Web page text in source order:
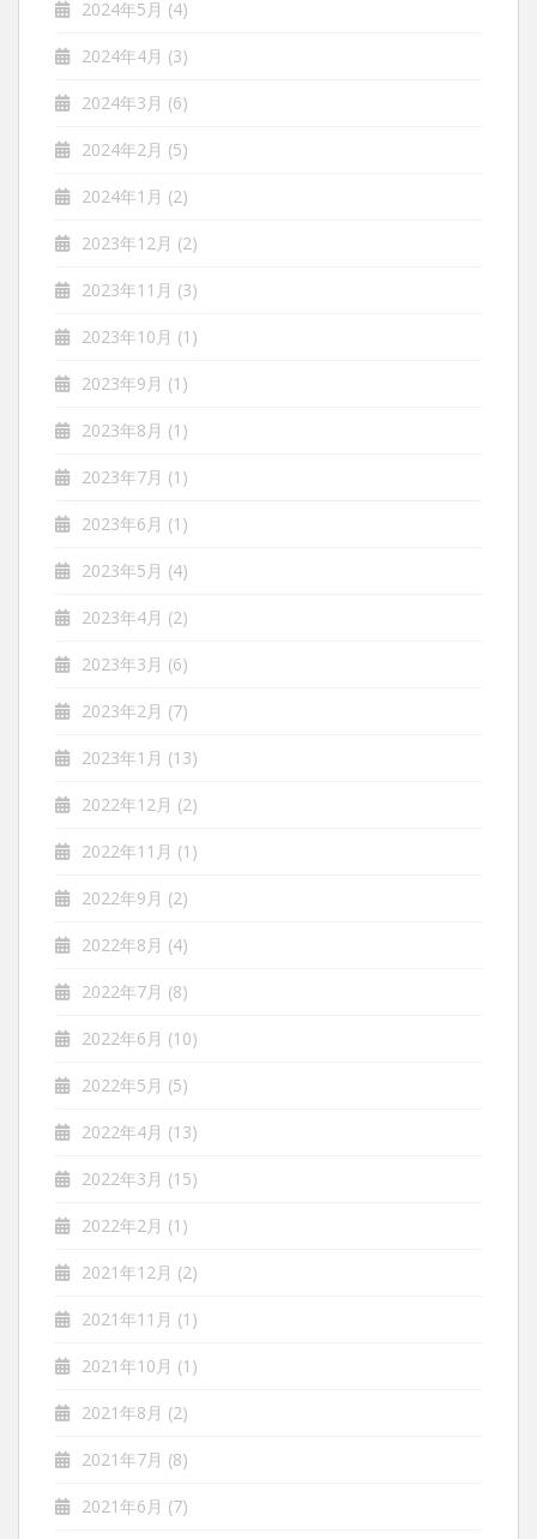
2024年5月 (4)
2024年4月 (3)
2024年3月 (6)
2024年2月 (5)
2024年1月 (2)
2023年12月 (2)
2023年11月 (3)
2023年10月 (1)
2023年9月 (1)
2023年8月 (1)
2023年7月 (1)
2023年6月 (1)
2023年5月 (4)
2023年4月 (2)
2023年3月 (6)
2023年2月 (7)
2023年1月 (13)
2022年12月 (2)
2022年11月 (1)
2022年9月 (2)
2022年8月 (4)
2022年7月 (8)
2022年6月 (10)
2022年5月 (5)
2022年4月 (13)
2022年3月 (15)
2022年2月 (1)
2021年12月 (2)
2021年11月 (1)
2021年10月 (1)
2021年8月 (2)
2021年7月 (8)
2021年6月 (7)